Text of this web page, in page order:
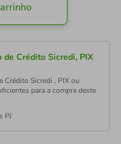
de Crédito Sicredi, PIX
Crédito Sicredi , PIX ou
para a compra deste
PJ